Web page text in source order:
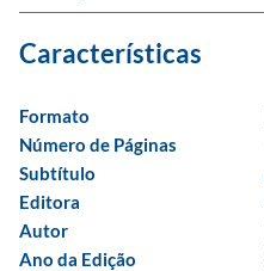
Formato
Número de Páginas
Subtítulo
Editora
Autor
Ano da Edição